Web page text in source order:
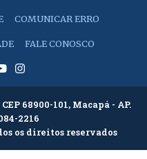
COMUNICAR ERRO
FALE CONOSCO
68900-101, Macapá - AP.
2216
os direitos reservados